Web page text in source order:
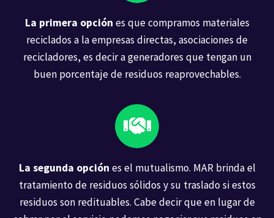
La primera opción es que compramos materiales
reciclados a la empresas directas, asociaciones de
recicladores, es decir a generadores que tengan un
buen porcentaje de residuos reaprovechables.
La segunda opción es el mutualismo. MAR brinda el
tratamiento de residuos sólidos y su traslado si estos
residuos son redituables. Cabe decir que en lugar de